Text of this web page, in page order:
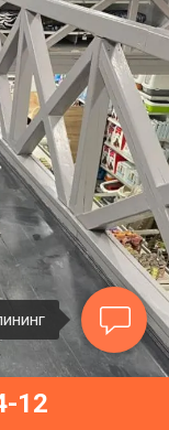
12